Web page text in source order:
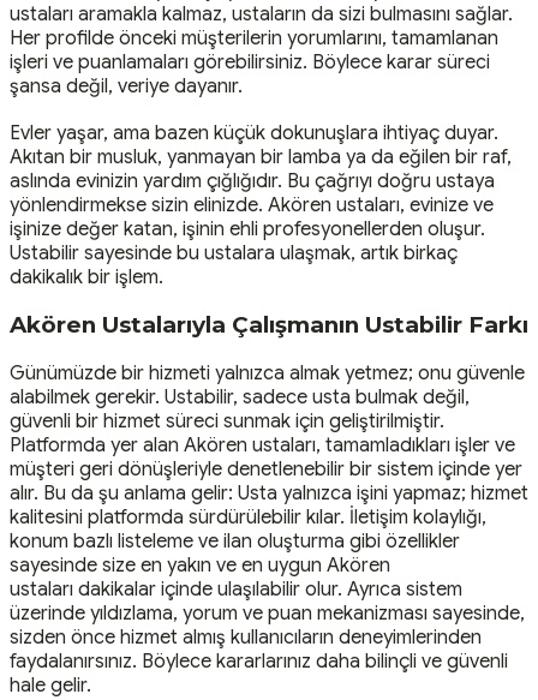
ustaları aramakla kalmaz, ustaların da sizi bulmasını sağlar.
Her profilde önceki müşterilerin yorumlarını, tamamlanan
işleri ve puanlamaları görebilirsiniz. Böylece karar süreci
şansa değil, veriye dayanır.
Evler yaşar, ama bazen küçük dokunuşlara ihtiyaç duyar.
Akıtan bir musluk, yanmayan bir lamba ya da eğilen bir raf,
aslında evinizin yardım çığlığıdır. Bu çağrıyı doğru ustaya
yönlendirmekse sizin elinizde. Akören ustaları, evinize ve
işinize değer katan, işinin ehli profesyonellerden oluşur.
Ustabilir sayesinde bu ustalara ulaşmak, artık birkaç
dakikalık bir işlem.
Akören Ustalarıyla Çalışmanın Ustabilir Farkı
Günümüzde bir hizmeti yalnızca almak yetmez; onu güvenle
alabilmek gerekir. Ustabilir, sadece usta bulmak değil,
güvenli bir hizmet süreci sunmak için geliştirilmiştir.
Platformda yer alan Akören ustaları, tamamladıkları işler ve
müşteri geri dönüşleriyle denetlenebilir bir sistem içinde yer
alır. Bu da şu anlama gelir: Usta yalnızca işini yapmaz; hizmet
kalitesini platformda sürdürülebilir kılar. İletişim kolaylığı,
konum bazlı listeleme ve ilan oluşturma gibi özellikler
sayesinde size en yakın ve en uygun Akören
ustaları dakikalar içinde ulaşılabilir olur. Ayrıca sistem
üzerinde yıldızlama, yorum ve puan mekanizması sayesinde,
sizden önce hizmet almış kullanıcıların deneyimlerinden
faydalanırsınız. Böylece kararlarınız daha bilinçli ve güvenli
hale gelir.